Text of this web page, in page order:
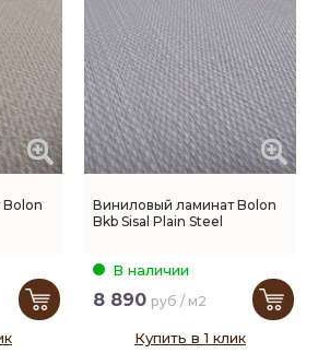
Виниловый ламинат Bolon
Bkb Sisal Plain Steel
В наличии
8 890 руб / м2
Купить в 1 клик